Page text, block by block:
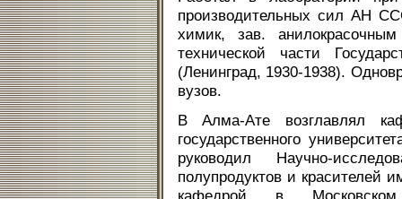
производительных сил АН
химик, зав.
технической части
(Ленинград, 1930-1938).
вузов.
В Алма-Ате возглавлял
государственного
руководил Научно-
полупродуктов и красителей
кафедрой в Московском